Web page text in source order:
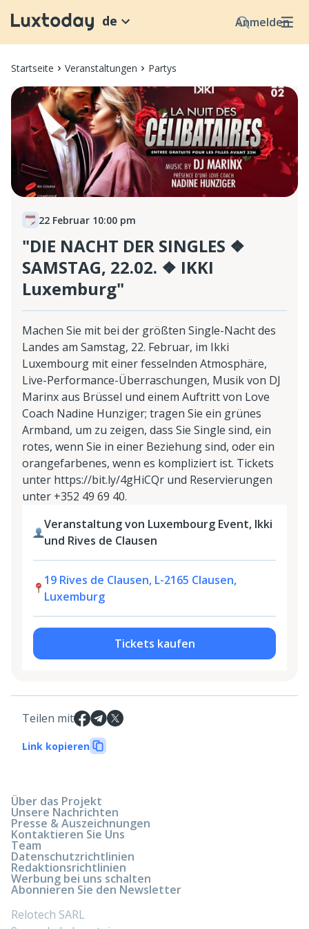
Anmelden
de
Startseite Veranstaltungen Partys
22 Februar 10:00 pm
"DIE NACHT DER SINGLES ❖
SAMSTAG, 22.02. ❖ IKKI
Luxemburg"
Machen Sie mit bei der größten Single-Nacht des
Landes am Samstag, 22. Februar, im Ikki
Luxembourg mit einer fesselnden Atmosphäre,
Live-Performance-Überraschungen, Musik von DJ
Marinx aus Brüssel und einem Auftritt von Love
Coach Nadine Hunziger; tragen Sie ein grünes
Armband, um zu zeigen, dass Sie Single sind, ein
rotes, wenn Sie in einer Beziehung sind, oder ein
orangefarbenes, wenn es kompliziert ist. Tickets
unter https://bit.ly/4gHiCQr und Reservierungen
unter +352 49 69 40.
Veranstaltung von Luxembourg Event, Ikki
und Rives de Clausen
19 Rives de Clausen, L-2165 Clausen,
Luxemburg
Tickets kaufen
Teilen mit
Link kopieren
Über das Projekt
Unsere Nachrichten
Presse & Auszeichnungen
Kontaktieren Sie Uns
Team
Datenschutzrichtlinien
Redaktionsrichtlinien
Werbung bei uns schalten
Abonnieren Sie den Newsletter
Relotech SARL